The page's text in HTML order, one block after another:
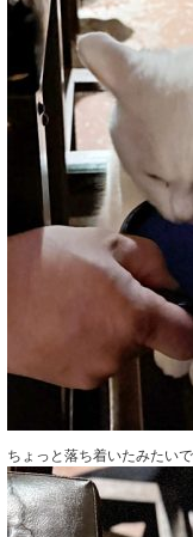
ちょっと落ち着いたみたいで